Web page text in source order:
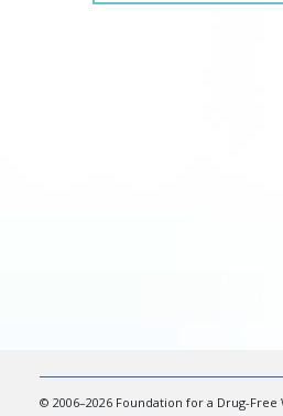
© 2006–2026 Foundation for a Drug-